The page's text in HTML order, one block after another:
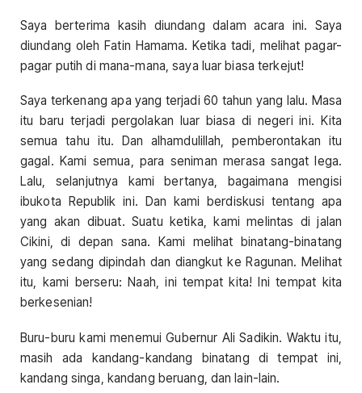
Saya berterima kasih diundang dalam acara ini. Saya
diundang oleh Fatin Hamama. Ketika tadi, melihat pagar-
pagar putih di mana-mana, saya luar biasa terkejut!
Saya terkenang apa yang terjadi 60 tahun yang lalu. Masa
itu baru terjadi pergolakan luar biasa di negeri ini. Kita
semua tahu itu. Dan alhamdulillah, pemberontakan itu
gagal. Kami semua, para seniman merasa sangat lega.
Lalu, selanjutnya kami bertanya, bagaimana mengisi
ibukota Republik ini. Dan kami berdiskusi tentang apa
yang akan dibuat. Suatu ketika, kami melintas di jalan
Cikini, di depan sana. Kami melihat binatang-binatang
yang sedang dipindah dan diangkut ke Ragunan. Melihat
itu, kami berseru: Naah, ini tempat kita! Ini tempat kita
berkesenian!
Buru-buru kami menemui Gubernur Ali Sadikin. Waktu itu,
masih ada kandang-kandang binatang di tempat ini,
kandang singa, kandang beruang, dan lain-lain.